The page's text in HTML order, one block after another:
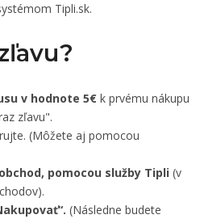
Tipli.sk.
v hodnote 5€ k prvému nákupu
zľavu".
(Môžete aj pomocou
pomocou služby Tipli (v
(Následne budete